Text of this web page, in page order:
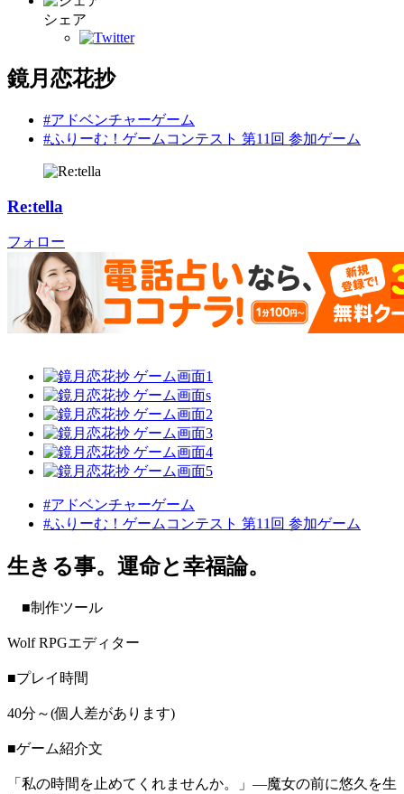
シェア
鏡月恋花抄
#アドベンチャーゲーム
#ふりーむ！ゲームコンテスト 第11回 参加ゲーム
Re:tella
フォロー
#アドベンチャーゲーム
#ふりーむ！ゲームコンテスト 第11回 参加ゲーム
生きる事。運命と幸福論。
■制作ツール
Wolf RPGエディター
■プレイ時間
40分～(個人差があります)
■ゲーム紹介文
「私の時間を止めてくれませんか。」―魔女の前に悠久を生